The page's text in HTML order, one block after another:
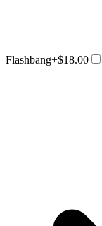
Flashbang+$18.00